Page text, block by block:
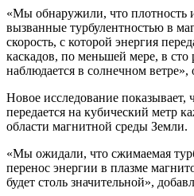
«Мы обнаружили, что плотность
вызванные турбулентностью в
скорость, с которой энергия
каскадов, по меньшей мере, в сто
наблюдается в солнечном ветре»,
Новое исследование показывает,
передается на кубический метр
области магнитной среды Земли.
«Мы ожидали, что сжимаемая
перенос энергии в плазме
будет столь значительной»,